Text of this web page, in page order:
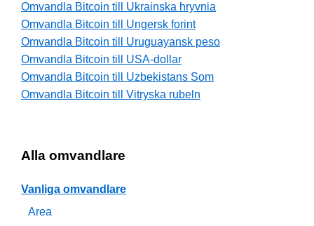
Omvandla Bitcoin till Ukrainska hryvnia
Omvandla Bitcoin till Ungersk forint
Omvandla Bitcoin till Uruguayansk peso
Omvandla Bitcoin till USA-dollar
Omvandla Bitcoin till Uzbekistans Som
Omvandla Bitcoin till Vitryska rubeln
Alla omvandlare
Vanliga omvandlare
Area